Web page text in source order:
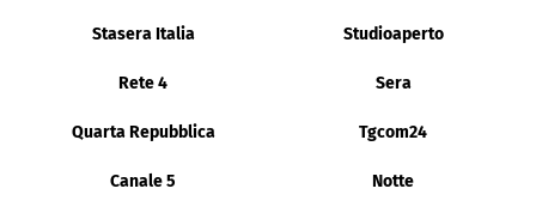
Stasera Italia Studioaperto
Rete 4 Sera
Quarta Repubblica Tgcom24
Canale 5 Notte